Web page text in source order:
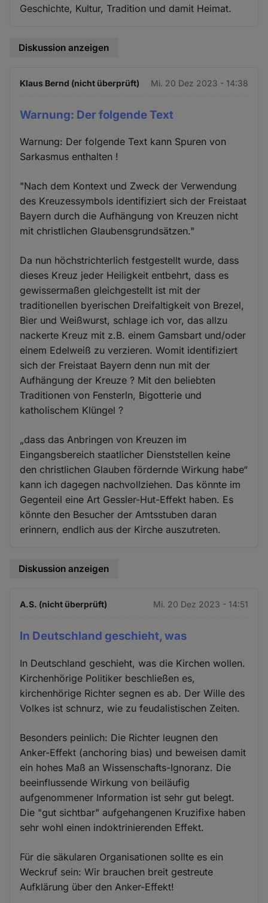
Geschichte, Kultur, Tradition und damit Heimat.
Diskussion anzeigen
Klaus Bernd (nicht überprüft) Mi. 20 Dez 2023 - 14:38
Warnung: Der folgende Text
Warnung: Der folgende Text kann Spuren von
Sarkasmus enthalten !
"Nach dem Kontext und Zweck der Verwendung
des Kreuzessymbols identifiziert sich der Freistaat
Bayern durch die Aufhängung von Kreuzen nicht
mit christlichen Glaubensgrundsätzen."
Da nun höchstrichterlich festgestellt wurde, dass
dieses Kreuz jeder Heiligkeit entbehrt, dass es
gewissermaßen gleichgestellt ist mit der
traditionellen byerischen Dreifaltigkeit von Brezel,
Bier und Weißwurst, schlage ich vor, das allzu
nackerte Kreuz mit z.B. einem Gamsbart und/oder
einem Edelweiß zu verzieren. Womit identifiziert
sich der Freistaat Bayern denn nun mit der
Aufhängung der Kreuze ? Mit den beliebten
Traditionen von Fensterln, Bigotterie und
katholischem Klüngel ?
„dass das Anbringen von Kreuzen im
Eingangsbereich staatlicher Dienststellen keine
den christlichen Glauben fördernde Wirkung habe“
kann ich dagegen nachvollziehen. Das könnte im
Gegenteil eine Art Gessler-Hut-Effekt haben. Es
könnte den Besucher der Amtsstuben daran
erinnern, endlich aus der Kirche auszutreten.
Diskussion anzeigen
A.S. (nicht überprüft) Mi. 20 Dez 2023 - 14:51
In Deutschland geschieht, was
In Deutschland geschieht, was die Kirchen wollen.
Kirchenhörige Politiker beschließen es,
kirchenhörige Richter segnen es ab. Der Wille des
Volkes ist schnurz, wie zu feudalistischen Zeiten.
Besonders peinlich: Die Richter leugnen den
Anker-Effekt (anchoring bias) und beweisen damit
ein hohes Maß an Wissenschafts-Ignoranz. Die
beeinflussende Wirkung von beiläufig
aufgenommener Information ist sehr gut belegt.
Die "gut sichtbar" aufgehangenen Kruzifixe haben
sehr wohl einen indoktrinierenden Effekt.
Für die säkularen Organisationen sollte es ein
Weckruf sein: Wir brauchen breit gestreute
Aufklärung über den Anker-Effekt!